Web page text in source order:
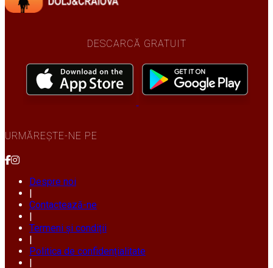
DESCARCĂ GRATUIT
URMĂREȘTE-NE PE
Despre noi
Contactează-ne
Termeni și condiții
Politica de confidențialitate